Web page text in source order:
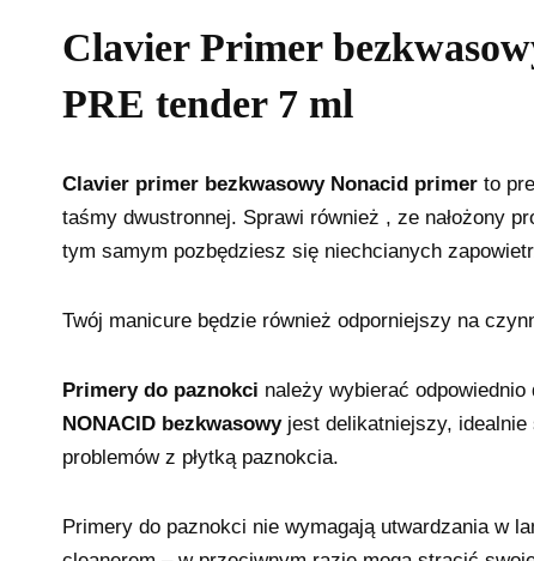
Clavier Primer
PRE tender 7 ml
Clavier primer bezkwasowy Nonacid primer to
taśmy dwustronnej. Sprawi również , ze nałożony
tym samym pozbędziesz się niechcianych
Twój manicure będzie również odporniejszy na
Primery do paznokci należy wybierać
NONACID bezkwasowy jest delikatniejszy,
problemów z płytką paznokcia.
Primery do paznokci nie wymagają utwardzania w